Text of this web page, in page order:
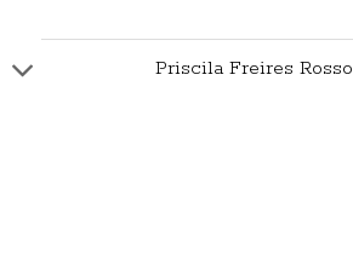
Priscila Freires Rosso